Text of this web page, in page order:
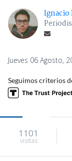
Jueves 06 Agosto,
Seguimos criterios
1101
visitas